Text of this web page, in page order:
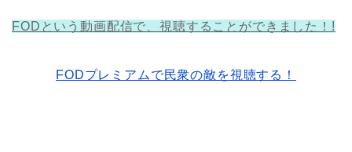
FODという動画配信で、視聴することができました！!
FODプレミアムで民衆の敵を視聴する！